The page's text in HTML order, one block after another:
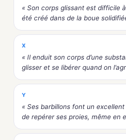
« Son corps glissant est difficile
été créé dans de la boue
X
« Il enduit son corps d’une
glisser et se libérer quand on
Y
« Ses barbillons font un
de repérer ses proies, même en